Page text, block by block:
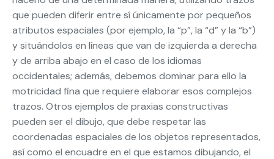
que pueden diferir entre sí únicamente por pequeños
atributos espaciales (por ejemplo, la “p”, la “d” y la “b”)
y situándolos en líneas que van de izquierda a derecha
y de arriba abajo en el caso de los idiomas
occidentales; además, debemos dominar para ello la
motricidad fina que requiere elaborar esos complejos
trazos. Otros ejemplos de praxias constructivas
pueden ser el dibujo, que debe respetar las
coordenadas espaciales de los objetos representados,
así como el encuadre en el que estamos dibujando, el